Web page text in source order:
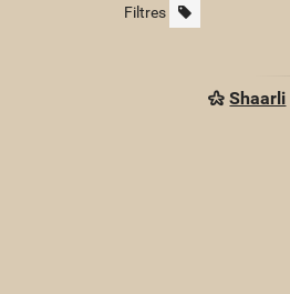
Filtres
Shaarli